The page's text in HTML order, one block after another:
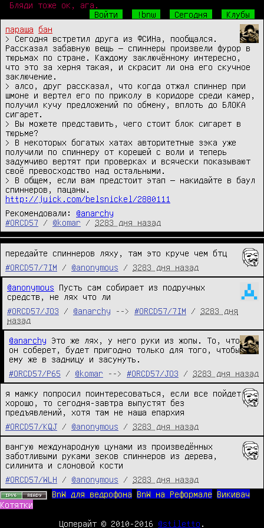
Бляди тоже ок, ага.
Войти
!bnw Сегодня
Клубы
параша
бан
> Сегодня встретил друга из ФСИНа, пообщался.
Рассказал забавную вещь — спиннеры произвели фурор в
тюрьмах по стране. Каждому заключённому интересно,
что это за херня такая, и скрасит ли она его скучное
заключение.
> алсо, друг рассказал, что когда отжал спиннер при
шмоне и вертел его по приколу в коридоре среди камер,
получил кучу предложений по обмену, вплоть до БЛОКА
сигарет.
> Вы можете представить, чего стоит блок сигарет в
тюрьме?
> В некоторых богатых хатах авторитетные зэка уже
получили по спиннеру от корешей с воли и теперь
задумчиво вертят при проверках и всячески показывают
своё превосходство над остальными.
> В общем, если вам предстоит этап — накидайте в баул
http://juick.com/belsnickel/2880111
Рекомендовали: @anarchy
#ORCD57
/ @komar / 3283 дня назад
передайте спиннеров ляху, там это круче чем бтц
#ORCD57/7IM
/ @anonymous / 3283 дня назад
@anonymous Пусть сам собирает из подручных
средств, не лях что ли
#ORCD57/JO3
/ @anarchy --> #ORCD57/7IM / 3283 дня
назад
@anarchy Это же лях, у него руки из жопы. То, что
он соберет, будет пригодно только для того, чтобы
ему же в задницу и засунуть.
#ORCD57/P65
/ @komar --> #ORCD57/JO3 / 3283 дня назад
я мамку попросил поинтересоваться, если все пойдет
хорошо, то сегодня-завтра выпустят без
предъявлений, хотя там не наша епархия
#ORCD57/KQJ
/ @anonymous / 3283 дня назад
вангую международную цунами из произведённых
заботливыми руками зеков спиннеров из дерева,
#ORCD57/WLH
/ @anonymous / 3283 дня назад
BnW для ведрофона
BnW на Реформале
Викивач
Котятки
Цоперайт © 2010-2016 @stiletto